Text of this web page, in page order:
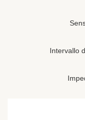
Intervallo